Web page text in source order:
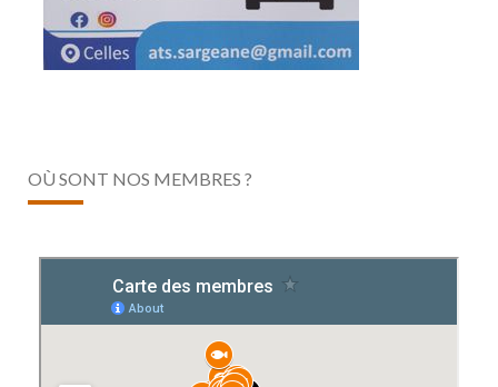
OÙ SONT NOS MEMBRES ?